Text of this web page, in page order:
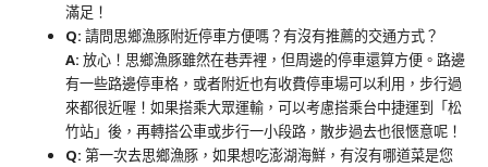
滿足！
Q: 請問思鄉漁豚附近停車方便嗎？有沒有推薦的交通方式？
A: 放心！思鄉漁豚雖然在巷弄裡，但周邊的停車還算方便。路邊
有一些路邊停車格，或者附近也有收費停車場可以利用，步行過
來都很近喔！如果搭乘大眾運輸，可以考慮搭乘台中捷運到「松
竹站」後，再轉搭公車或步行一小段路，散步過去也很愜意呢！
Q: 第一次去思鄉漁豚，如果想吃澎湖海鮮，有沒有哪道菜是您